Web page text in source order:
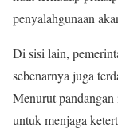
penyalahgunaan
Di sisi lain,
sebenarnya juga
Menurut
untuk menjaga